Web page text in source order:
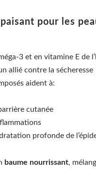
pour les
3 et en vitamine E de
allié contre la sécheresse
aident à:
cutanée
profonde de
baume nourrissant,